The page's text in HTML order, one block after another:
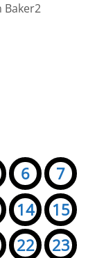
Baker2
6
7
14
15
22
23